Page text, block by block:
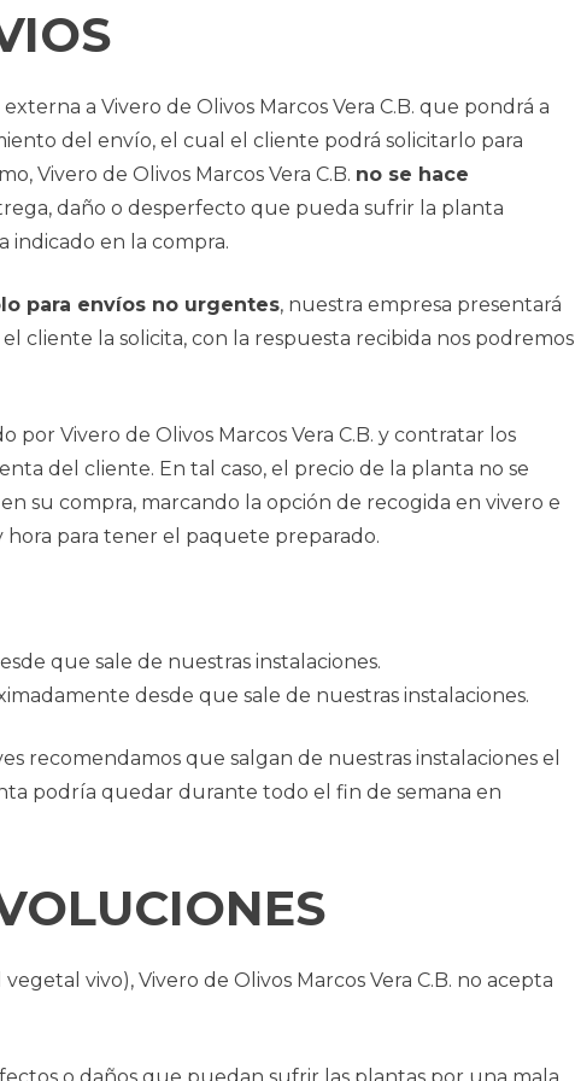
a Vivero de Olivos Marcos Vera C.B. que pondrá a
del envío, el cual el cliente podrá solicitarlo para
Vivero de Olivos Marcos Vera C.B. no se hace
daño o desperfecto que pueda sufrir la planta
en la compra.
para envíos no urgentes, nuestra empresa presentará
cliente la solicita, con la respuesta recibida nos podremos
Vivero de Olivos Marcos Vera C.B. y contratar los
del cliente. En tal caso, el precio de la planta no se
su compra, marcando la opción de recogida en vivero e
hora para tener el paquete preparado.
que sale de nuestras instalaciones.
desde que sale de nuestras instalaciones.
recomendamos que salgan de nuestras instalaciones el
podría quedar durante todo el fin de semana en
vivo), Vivero de Olivos Marcos Vera C.B. no acepta